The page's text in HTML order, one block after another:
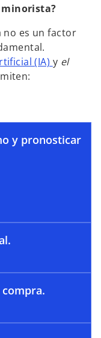
no es un factor
(IA) y el
y pronosticar